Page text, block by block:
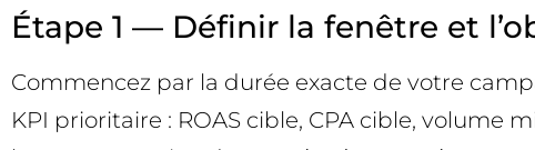
Étape 1 — Définir la fenêtre et
Commencez par la durée exacte de votre
KPI prioritaire : ROAS cible, CPA cible, volume